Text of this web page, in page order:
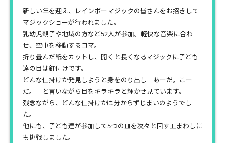
新しい年を迎え、レインボーマジックの皆さんをお招きして
マジックショーが行われました。
乳幼児親子や地域の方など52人が参加。軽快な音楽に合わ
せ、空中を移動するコマ。
折り畳んだ紙をカットし、開くと長くなるマジックに子ども
達の目は釘付けです。
どんな仕掛けか発見しようと身をのり出し「あーだ。こー
だ。」と言いながら目をキラキラと輝かせ見ています。
残念ながら、どんな仕掛けかは分からずじまいのようでし
た。
他にも、子ども達が参加して5つの皿を次々と回す皿まわしに
も挑戦しました。